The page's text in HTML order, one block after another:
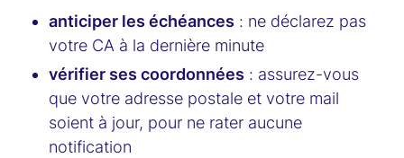
anticiper les échéances : ne déclarez pas
votre CA à la dernière minute
vérifier ses coordonnées : assurez-vous
que votre adresse postale et votre mail
soient à jour, pour ne rater aucune
notification